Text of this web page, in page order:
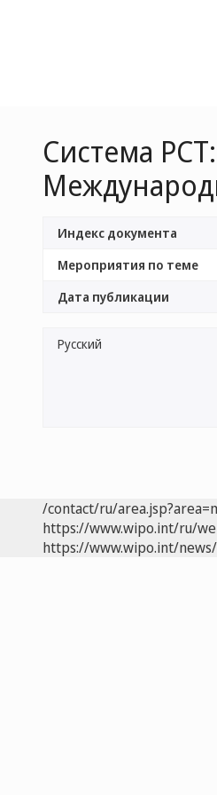
Система
Индекс документа
Мероприятия по теме
Дата публикации
Русский
/contact/ru/
https://www.wipo.int/ru/
https://www.wipo.int/